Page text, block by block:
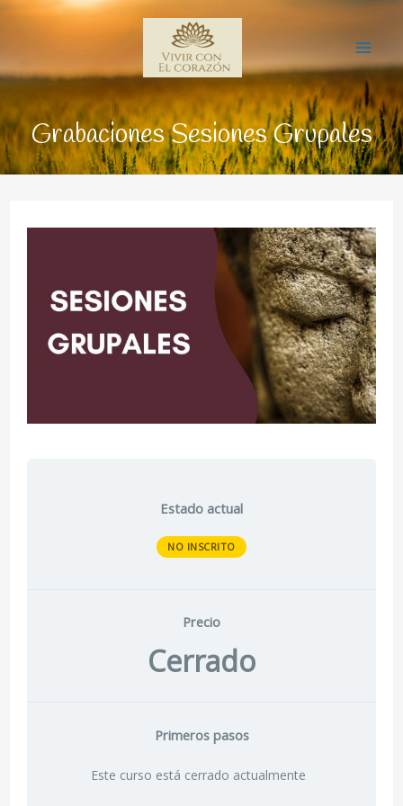
contenido
Grabaciones Sesiones Grupales
Estado actual
NO INSCRITO
Precio
Cerrado
Primeros pasos
Este curso está cerrado actualmente